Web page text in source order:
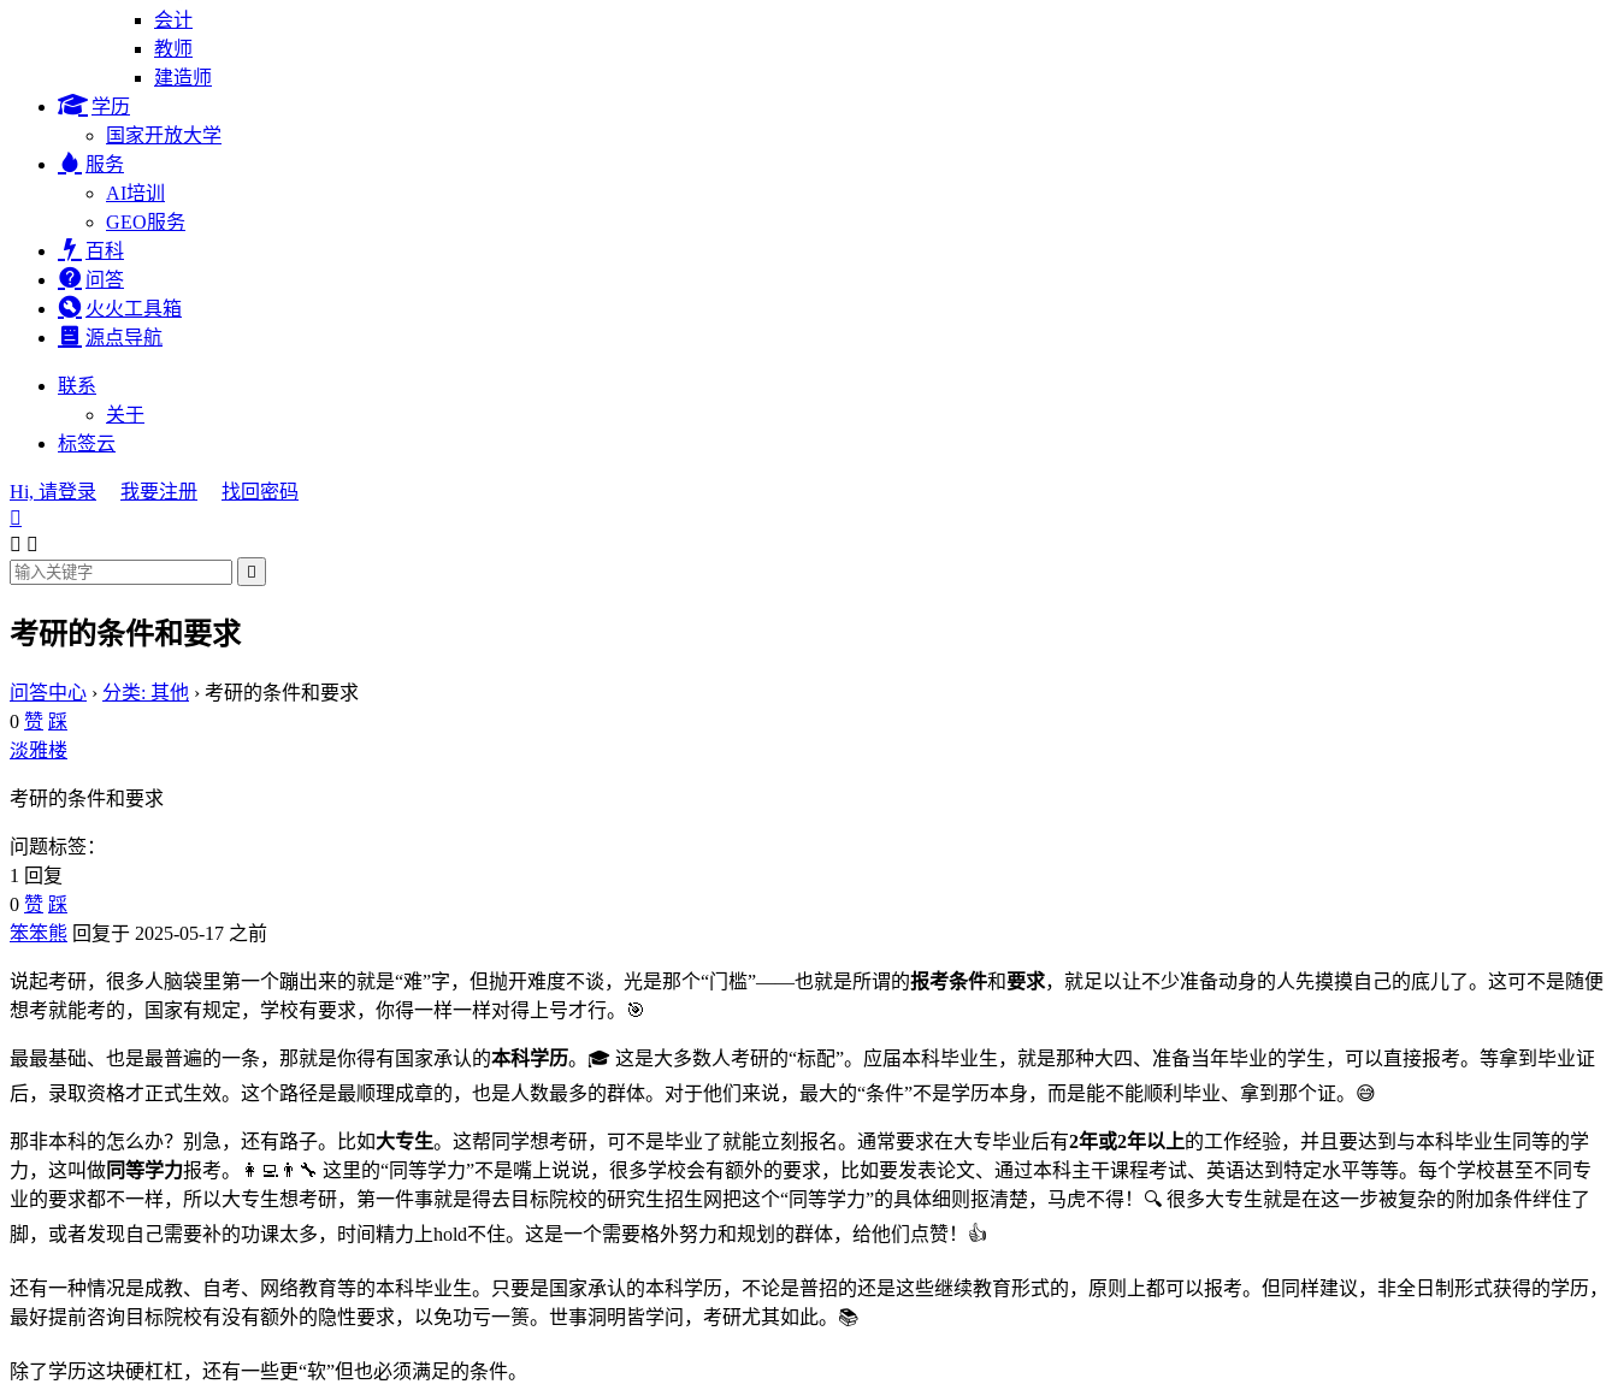
会计
教师
建造师
学历
国家开放大学
服务
AI培训
GEO服务
百科
问答
火火工具箱
源点导航
联系
关于
标签云
Hi, 请登录 我要注册
找回密码

 

考研的条件和要求
问答中心 › 分类: 其他 › 考研的条件和要求
0 赞 踩
淡雅楼
考研的条件和要求
问题标签：
1 回复
0 赞 踩
笨笨熊 回复于 2025-05-17 之前
说起考研，很多人脑袋里第一个蹦出来的就是“难”字，但抛开难度不谈，光是那个“门槛”——也就是所谓的报考条件和要求，就足以让不少准备动身的人先摸摸自己的底儿了。这可不是随便
想考就能考的，国家有规定，学校有要求，你得一样一样对得上号才行。🎯
最最基础、也是最普遍的一条，那就是你得有国家承认的本科学历。🎓 这是大多数人考研的“标配”。应届本科毕业生，就是那种大四、准备当年毕业的学生，可以直接报考。等拿到毕业证
后，录取资格才正式生效。这个路径是最顺理成章的，也是人数最多的群体。对于他们来说，最大的“条件”不是学历本身，而是能不能顺利毕业、拿到那个证。😅
那非本科的怎么办？别急，还有路子。比如大专生。这帮同学想考研，可不是毕业了就能立刻报名。通常要求在大专毕业后有2年或2年以上的工作经验，并且要达到与本科毕业生同等的学
力，这叫做同等学力报考。👩‍💻👨‍🔧 这里的“同等学力”不是嘴上说说，很多学校会有额外的要求，比如要发表论文、通过本科主干课程考试、英语达到特定水平等等。每个学校甚至不同专
业的要求都不一样，所以大专生想考研，第一件事就是得去目标院校的研究生招生网把这个“同等学力”的具体细则抠清楚，马虎不得！🔍 很多大专生就是在这一步被复杂的附加条件绊住了
脚，或者发现自己需要补的功课太多，时间精力上hold不住。这是一个需要格外努力和规划的群体，给他们点赞！👍
还有一种情况是成教、自考、网络教育等的本科毕业生。只要是国家承认的本科学历，不论是普招的还是这些继续教育形式的，原则上都可以报考。但同样建议，非全日制形式获得的学历，
最好提前咨询目标院校有没有额外的隐性要求，以免功亏一篑。世事洞明皆学问，考研尤其如此。📚
除了学历这块硬杠杠，还有一些更“软”但也必须满足的条件。